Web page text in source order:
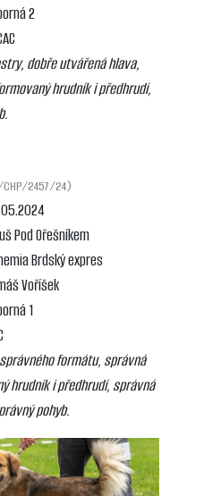
2
dobře utvářená hlava,
hrudník i předhrudí,
CHP/2457/24)
Pod Ořešníkem
Brdský expres
Voříšek
1
formátu, správná
hrudník i předhrudí, správná
pohyb.